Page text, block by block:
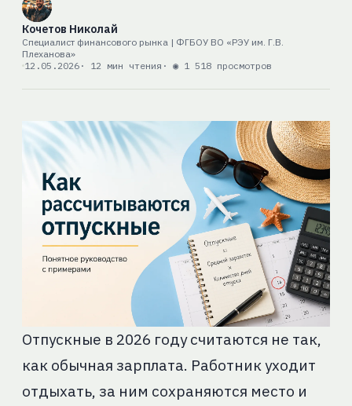
Кочетов Николай
Специалист финансового рынка | ФГБОУ ВО «РЭУ им. Г.В.
Плеханова»
12.05.2026· 12 мин чтения · ◉ 1 518 просмотров
Отпускные в 2026 году считаются не так,
как обычная зарплата. Работник уходит
отдыхать, за ним сохраняются место и